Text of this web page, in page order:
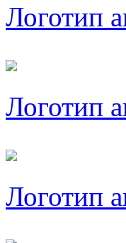
Логотип
Логотип
Логотип